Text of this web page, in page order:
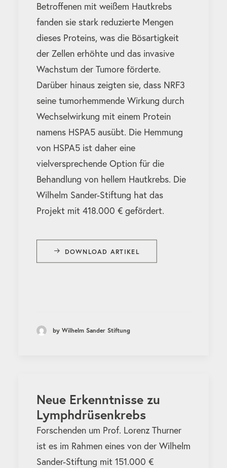
Betroffenen mit weißem Hautkrebs
fanden sie stark reduzierte Mengen
dieses Proteins, was die Bösartigkeit
der Zellen erhöhte und das invasive
Wachstum der Tumore förderte.
Darüber hinaus zeigten sie, dass NRF3
seine tumorhemmende Wirkung durch
Wechselwirkung mit einem Protein
namens HSPA5 ausübt. Die Hemmung
von HSPA5 ist daher eine
vielversprechende Option für die
Behandlung von hellem Hautkrebs. Die
Wilhelm Sander-Stiftung hat das
Projekt mit 418.000 € gefördert.
DOWNLOAD ARTIKEL
by Wilhelm Sander Stiftung
Neue Erkenntnisse zu
Lymphdrüsenkrebs
Forschenden um Prof. Lorenz Thurner
ist es im Rahmen eines von der Wilhelm
Sander-Stiftung mit 151.000 €